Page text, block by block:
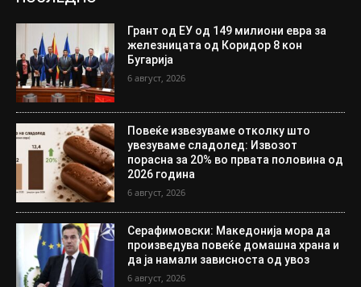
Грант од ЕУ од 149 милиони евра за
железницата од Коридор 8 кон
Бугарија
6 август, 2026
Повеќе извезуваме отколку што
увезуваме сладолед: Извозот
порасна за 20% во првата половина од
2026 година
6 август, 2026
Серафимовски: Македонија мора да
произведува повеќе домашна храна и
да ја намали зависноста од увоз
6 август, 2026